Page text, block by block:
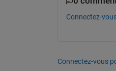
Connectez-
Connectez-vous